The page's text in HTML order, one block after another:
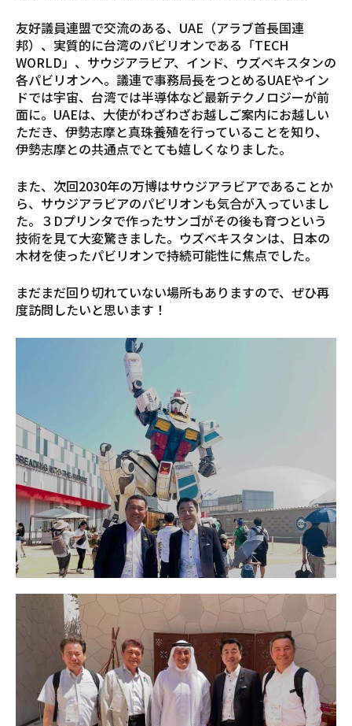
友好議員連盟で交流のある、UAE（アラブ首長国連
邦）、実質的に台湾のパビリオンである「TECH
WORLD」、サウジアラビア、インド、ウズベキスタンの
各パビリオンへ。議連で事務局長をつとめるUAEやイン
ドでは宇宙、台湾では半導体など最新テクノロジーが前
面に。UAEは、大使がわざわざお越しご案内にお越しい
ただき、伊勢志摩と真珠養殖を行っていることを知り、
伊勢志摩との共通点でとても嬉しくなりました。
また、次回2030年の万博はサウジアラビアであることか
ら、サウジアラビアのパビリオンも気合が入っていまし
た。３Dプリンタで作ったサンゴがその後も育つという
技術を見て大変驚きました。ウズベキスタンは、日本の
木材を使ったパビリオンで持続可能性に焦点でした。
まだまだ回り切れていない場所もありますので、ぜひ再
度訪問したいと思います！